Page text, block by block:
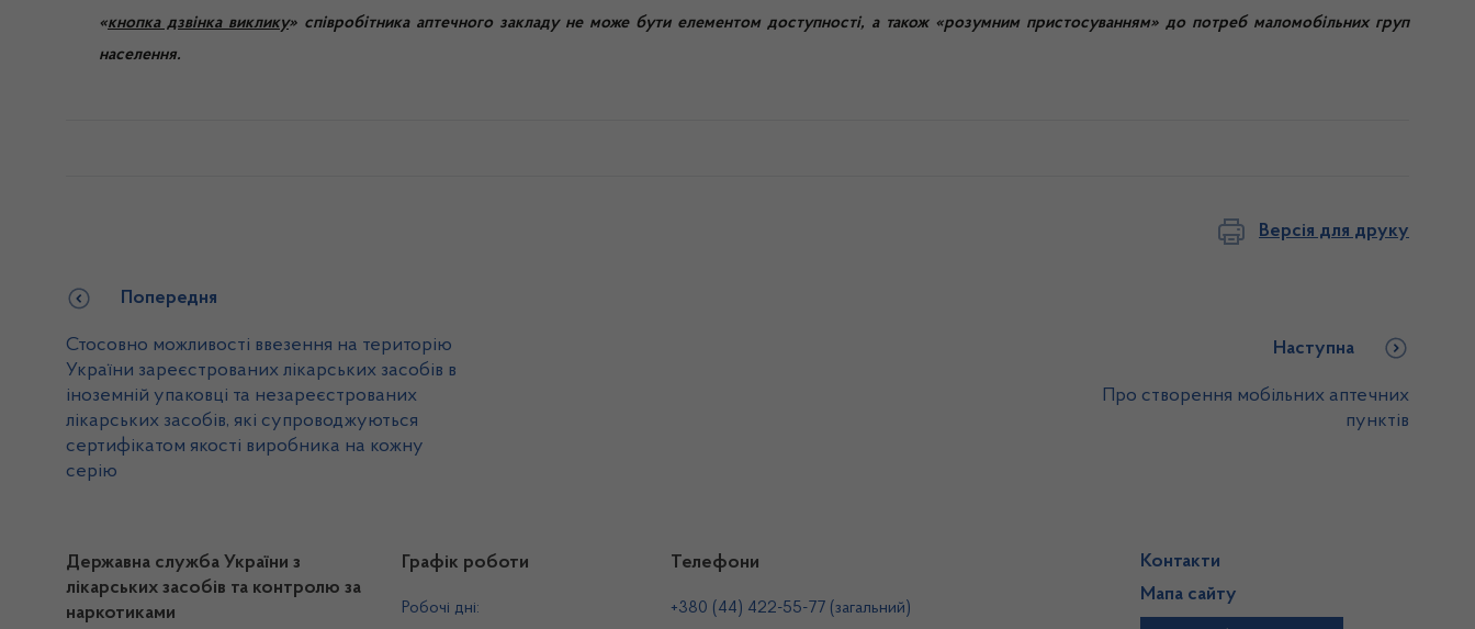
«кнопка дзвінка виклику» співробітника аптечного закладу не може бути елементом доступності, а також «розумним пристосуванням» до потреб маломобільних груп
населення.
Версія для друку
Попередня
Стосовно можливості ввезення на територію
України зареєстрованих лікарських засобів в
іноземній упаковці та незареєстрованих
лікарських засобів, які супроводжуються
сертифікатом якості виробника на кожну
серію
Наступна
Про створення мобільних аптечних
пунктів
Державна служба України з
лікарських засобів та контролю за
наркотиками
Графік роботи
Робочі дні:
Телефони
+380 (44) 422-55-77 (загальний)
Контакти
Мапа сайту